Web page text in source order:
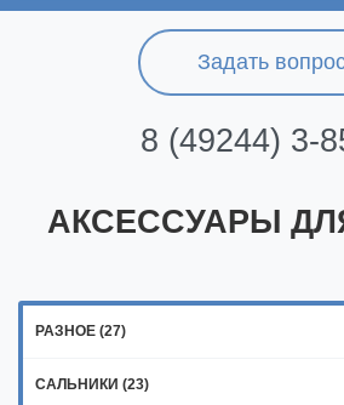
Задать
8 (49244) 3-
АКСЕССУАРЫ
РАЗНОЕ (27)
САЛЬНИКИ (23)